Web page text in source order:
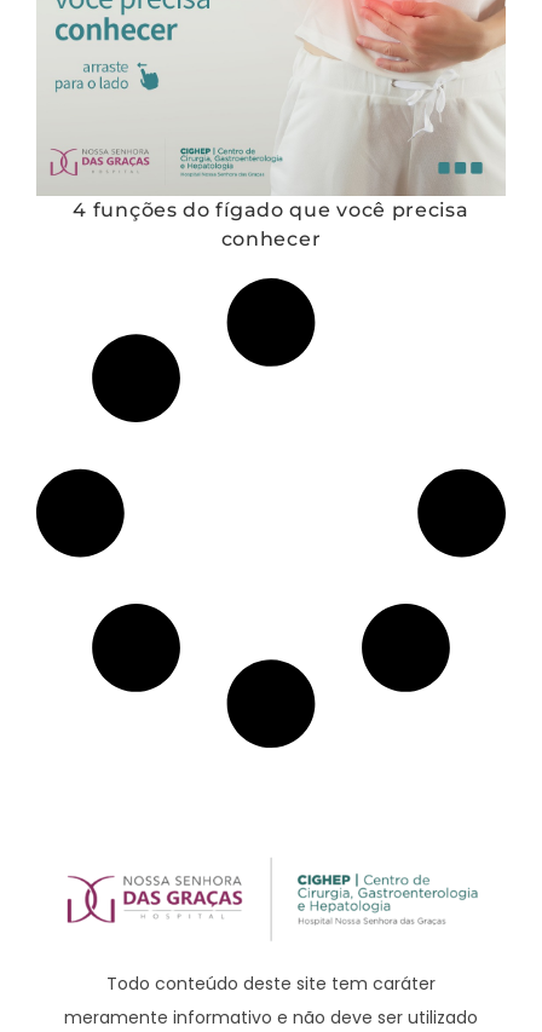
4 funções do fígado que você precisa
conhecer
Todo conteúdo deste site tem caráter
meramente informativo e não deve ser utilizado